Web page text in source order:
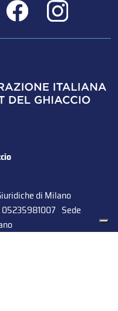
di Milano
05235981007 Sede